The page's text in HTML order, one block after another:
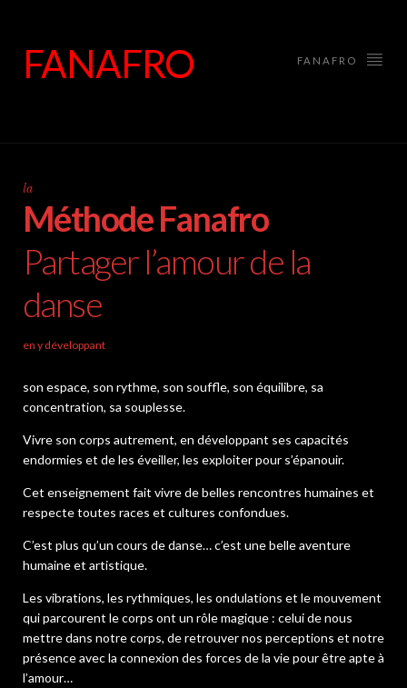
FANAFRO FANAFRO
la
Méthode Fanafro
Partager l’amour de la
danse
en y développant
son espace, son rythme, son souffle, son équilibre, sa
concentration, sa souplesse.
Vivre son corps autrement, en développant ses capacités
endormies et de les éveiller, les exploiter pour s’épanouir.
Cet enseignement fait vivre de belles rencontres humaines et
respecte toutes races et cultures confondues.
C’est plus qu’un cours de danse… c’est une belle aventure
humaine et artistique.
Les vibrations, les rythmiques, les ondulations et le mouvement
qui parcourent le corps ont un rôle magique : celui de nous
mettre dans notre corps, de retrouver nos perceptions et notre
présence avec la connexion des forces de la vie pour être apte à
l’amour…